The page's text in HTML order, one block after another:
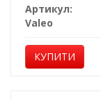
Артикул:
Valeo
КУПИТИ